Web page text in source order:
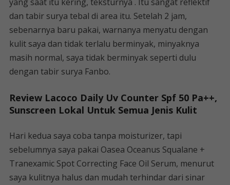
dan tabir surya tebal di area itu. Setelah 2 jam,
sebenarnya baru pakai, warnanya menyatu dengan
kulit saya dan tidak terlalu berminyak, minyaknya
masih normal, saya tidak berminyak seperti dulu
dengan tabir surya Fanbo.
Review Lacoco Daily Uv Counter Spf 50 Pa++,
Sunscreen Lokal Untuk Semua Jenis Kulit
Hari kedua saya coba tanpa moisturizer, tapi
sebelumnya saya pakai Oasea Oceanus Squalane +
Tranexamic Spot Correcting Face Oil Serum, menurut
saya kulitnya halus dan mudah terhindar dari sinar